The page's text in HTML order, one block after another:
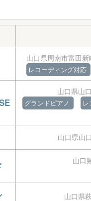
山口県周南市富田
レコーディング対応
山口県山
グランドピアノ
山口県山
山口
山口県